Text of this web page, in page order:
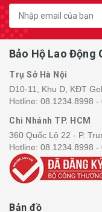
Bảo Hộ Lao Động
Trụ Sở Hà Nội
D10-11, Khu D, KĐT
Hotline: 08.1234.8998 -
Chi Nhánh TP. HCM
360 Quốc Lộ 22 - P.
Hotline: 08.1234.8998 -
Bản đồ